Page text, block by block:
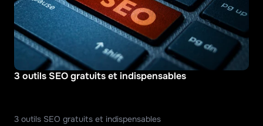
3 outils SEO gratuits et indispensables
3 outils SEO gratuits et indispensables